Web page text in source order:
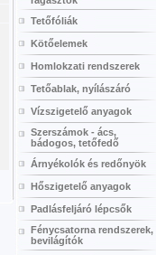
Tetőfóliák
Kötőelemek
Homlokzati rendszerek
Tetőablak, nyílászáró
Vízszigetelő anyagok
Szerszámok - ács,
bádogos, tetőfedő
Árnyékolók és redőnyök
Hőszigetelő anyagok
Padlásfeljáró lépcsők
Fénycsatorna rendszerek,
bevilágítók